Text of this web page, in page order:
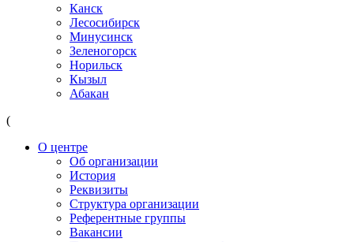
Канск
Лесосибирск
Минусинск
Зеленогорск
Норильск
Кызыл
Абакан
(
О центре
Об организации
История
Реквизиты
Структура организации
Референтные группы
Вакансии